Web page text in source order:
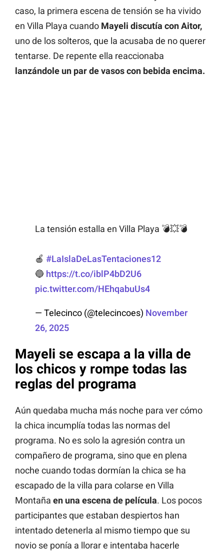
caso, la primera escena de tensión se ha vivido
en Villa Playa cuando Mayeli discutía con Aitor,
uno de los solteros, que la acusaba de no querer
tentarse. De repente ella reaccionaba
lanzándole un par de vasos con bebida encima.
La tensión estalla en Villa Playa 💣💥💣
🍎 #LaIslaDeLasTentaciones12
🔵 https://t.co/iblP4bD2U6
pic.twitter.com/HEhqabuUs4
— Telecinco (@telecincoes) November
26, 2025
Mayeli se escapa a la villa de
los chicos y rompe todas las
reglas del programa
Aún quedaba mucha más noche para ver cómo
la chica incumplía todas las normas del
programa. No es solo la agresión contra un
compañero de programa, sino que en plena
noche cuando todas dormían la chica se ha
escapado de la villa para colarse en Villa
Montaña en una escena de película. Los pocos
participantes que estaban despiertos han
intentado detenerla al mismo tiempo que su
novio se ponía a llorar e intentaba hacerle